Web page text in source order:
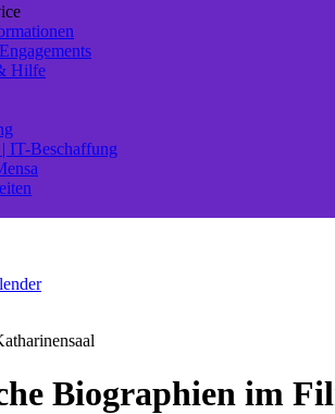
Hilfe
IT-Beschaffung
Biographien im